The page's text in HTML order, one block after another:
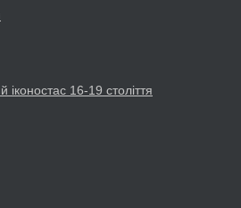
16-19 cтоліття